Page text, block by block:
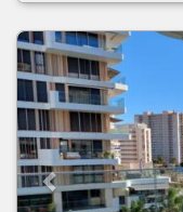
Previous